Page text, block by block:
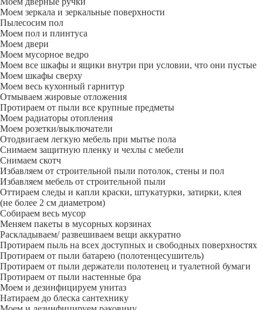
Моем зеркала и зеркальные поверхности
Пылесосим пол
Моем пол и плинтуса
Моем двери
Моем мусорное ведро
Моем все шкафы и ящики внутри при условии, что они пустые
Моем шкафы сверху
Моем весь кухонный гарнитур
Отмываем жировые отложения
Протираем от пыли все крупные предметы
Моем радиаторы отопления
Моем розетки/выключатели
Отодвигаем легкую мебель при мытье пола
Снимаем защитную пленку и чехлы с мебели
Снимаем скотч
Избавляем от строительной пыли потолок, стены и пол
Избавляем мебель от строительной пыли
Оттираем следы и капли краски, штукатурки, затирки, клея
(не более 2 см диаметром)
Собираем весь мусор
Меняем пакеты в мусорных корзинах
Раскладываем/ развешиваем вещи аккуратно
Протираем пыль на всех доступных и свободных поверхностях
Протираем от пыли батарею (полотенцесушитель)
Протираем от пыли держатели полотенец и туалетной бумаги
Протираем от пыли настенные бра
Моем и дезинфицируем унитаз
Натираем до блеска сантехнику